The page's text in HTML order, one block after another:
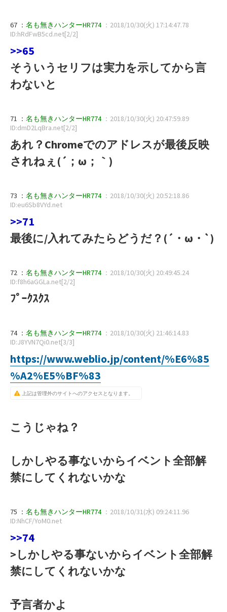
67 ： 名も無きハンターHR774 ：2018/10/30(火) 17:14:47.78
ID:hRdFwB5cd.net[2/2]
>>65
そういうセリフは実力を示してから言
わないと
71 ： 名も無きハンターHR774 ：2018/10/30(火) 20:47:59.89
ID:dmD2LqBra.net[2/2]
あれ？Chromeでのアドレスが最後反映
されねぇ(´；ω；｀)
73 ： 名も無きハンターHR774 ：2018/10/30(火) 20:52:18.86
ID:eu6Sb8VYd.net
>>71
最後に/入れてみたらどうだ？(´・ω・`)
72 ： 名も無きハンターHR774 ：2018/10/30(火) 20:49:45.24
ID:f8h6aGGLa.net[2/2]
ﾌﾟｰｸｽｸｽ
74 ： 名も無きハンターHR774 ：2018/10/30(火) 21:46:14.83
ID:J8YVN7Qi0.net[3/3]
https://www.weblio.jp/content/%E6%85
%A2%E5%BF%83
上記は管理外のサイトへのアクセスとなります。
こうじゃね？
しかしやる事ないからイベント全部解
禁にしてくれないかな
75 ： 名も無きハンターHR774 ：2018/10/31(水) 09:24:11.96
ID:NhCF/YoM0.net
>>74
>しかしやる事ないからイベント全部解
禁にしてくれないかな
予言者かよ